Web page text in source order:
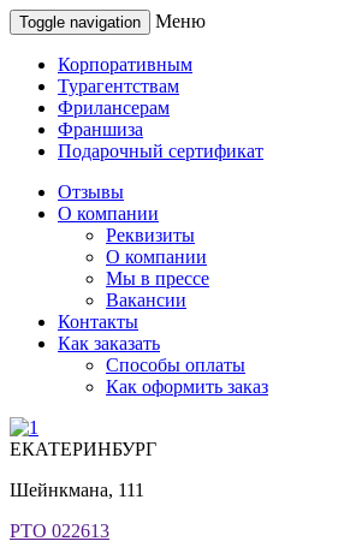
Toggle navigation Меню
Корпоративным
Турагентствам
Фрилансерам
Франшиза
Подарочный сертификат
Отзывы
О компании
Реквизиты
О компании
Мы в прессе
Вакансии
Контакты
Как заказать
Способы оплаты
Как оформить заказ
ЕКАТЕРИНБУРГ
Шейнкмана, 111
РТО 022613